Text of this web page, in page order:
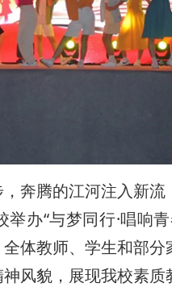
奔腾的江河注入新流
办“与梦同行·唱响
体教师、学生和部分
风貌，展现我校素质